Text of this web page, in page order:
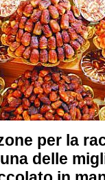
per la
delle
in